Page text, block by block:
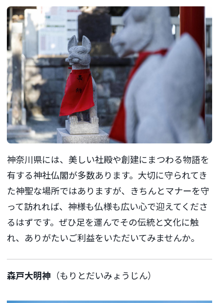
神奈川県には、美しい社殿や創建にまつわる物語を
有する神社仏閣が多数あります。大切に守られてき
た神聖な場所ではありますが、きちんとマナーを守
って訪れれば、神様も仏様も広い心で迎えてくださ
るはずです。ぜひ足を運んでその伝統と文化に触
れ、ありがたいご利益をいただいてみませんか。
森戸大明神 （もりとだいみょうじん）